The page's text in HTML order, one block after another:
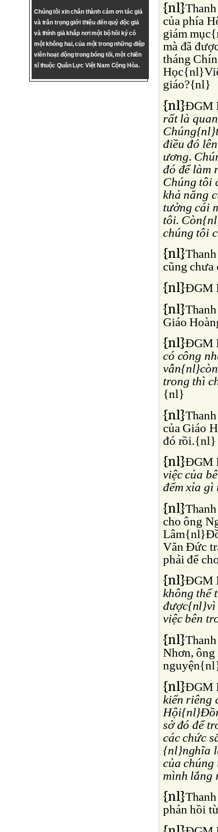
Chúng tôi xin chân thành cám ơn tác giả
và trân trọng giới thiệu đến quý độc giả
và thính giả khắp nơi một bộ hồi ký có
một không hai, của một trong những điệp
viên hoạt động trong bóng tối, một chiến
sĩ thuộc Quân Lực Việt Nam Cộng Hòa.
{nl}
của phía
giám
mà đã
tháng
giáo?{nl}
{nl}ÐGM
rất là
điều đó
ương.
đó để làm
Chúng tôi
khả năng
tưởng cái
tôi.
chúng tôi
{nl}
cũng
{nl}ÐGM
{nl}
Giáo
{nl}ÐGM
có công
trong thì
{nl}
{nl}
của Giáo
đó rồi.{nl}
{nl}ÐGM
việc của
đếm xỉa gì
{nl}
cho ông
Văn Ðức
phải để
{nl}ÐGM
không thể
được{nl}vì
việc bên
{nl}
Nhơn, ông
{nl}ÐGM
kiến riêng
sở đó để
các chức
{nl}nghĩa
của
mình lắng
{nl}
phản hồi